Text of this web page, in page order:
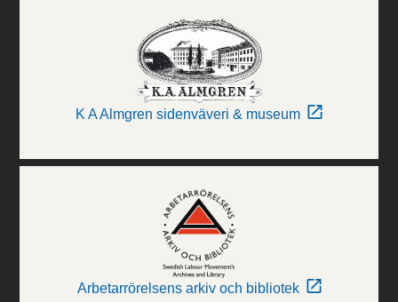
K A Almgren sidenväveri & museum
Arbetarrörelsens arkiv och bibliotek